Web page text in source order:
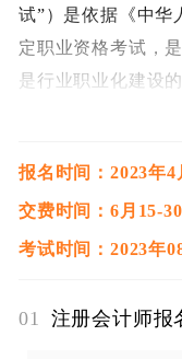
试”）是依据《中华
定职业资格考试，
是行业职业化建设
才职业选拔和成长
社会公众普遍认可
一。报考并通过注
成长成才的重要路
会组织领导，分为
报名时间：2023年
交费时间：6月15-
考试时间：2023年
01 注册会计师报